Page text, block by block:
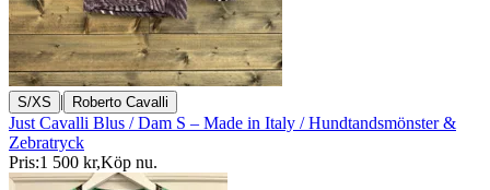
S/XS | Roberto Cavalli
Just Cavalli Blus / Dam S – Made in Italy / Hundtandsmönster &
Zebratryck
Pris:1 500 kr,Köp nu.